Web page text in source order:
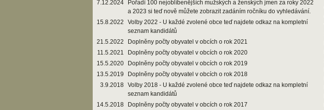
7.12.2024
Pořadí 100 nejoblíbenějších mužských a ženských jmen za roky 2022
a 2023 si teď nově můžete zobrazit zadáním ročníku do vyhledávání.
15.8.2022
Volby 2022 - U každé zvolené obce teď najdete odkaz na kompletní
seznam kandidátů
21.5.2022
Doplněny počty obyvatel v obcích o rok 2021
11.5.2021
Doplněny počty obyvatel v obcích o rok 2020
15.5.2020
Doplněny počty obyvatel v obcích o rok 2019
13.5.2019
Doplněny počty obyvatel v obcích o rok 2018
3.9.2018 Volby 2018 - U každé zvolené obce teď najdete odkaz na kompletní
seznam kandidátů
14.5.2018
Doplněny počty obyvatel v obcích o rok 2017